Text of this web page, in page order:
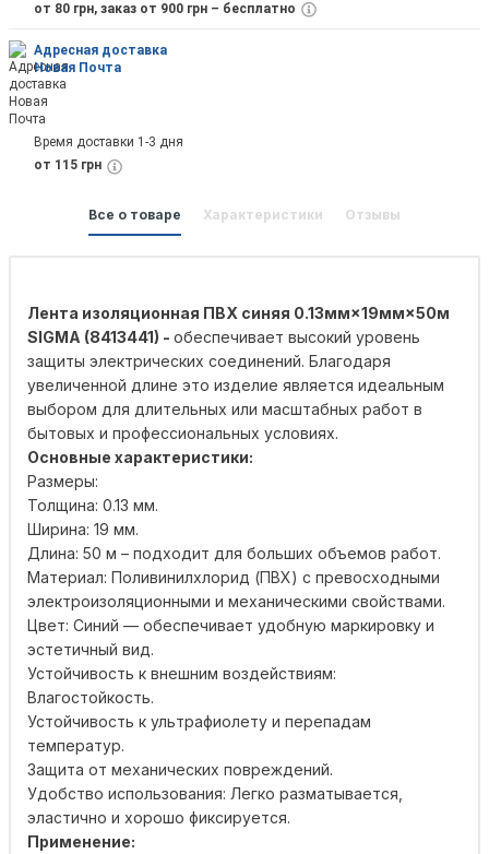
от 80 грн, заказ от 900 грн – бесплатно
Адресная доставка
Новая Почта
Время доставки 1-3 дня
от 115 грн
Все о товаре Характеристики Отзывы
Лента изоляционная ПВХ синяя 0.13мм×19мм×50м
SIGMA (8413441) - обеспечивает высокий уровень
защиты электрических соединений. Благодаря
увеличенной длине это изделие является идеальным
выбором для длительных или масштабных работ в
бытовых и профессиональных условиях.
Основные характеристики:
Размеры:
Толщина: 0.13 мм.
Ширина: 19 мм.
Длина: 50 м – подходит для больших объемов работ.
Материал: Поливинилхлорид (ПВХ) с превосходными
электроизоляционными и механическими свойствами.
Цвет: Синий — обеспечивает удобную маркировку и
эстетичный вид.
Устойчивость к внешним воздействиям:
Влагостойкость.
Устойчивость к ультрафиолету и перепадам
температур.
Защита от механических повреждений.
Удобство использования: Легко разматывается,
эластично и хорошо фиксируется.
Применение: